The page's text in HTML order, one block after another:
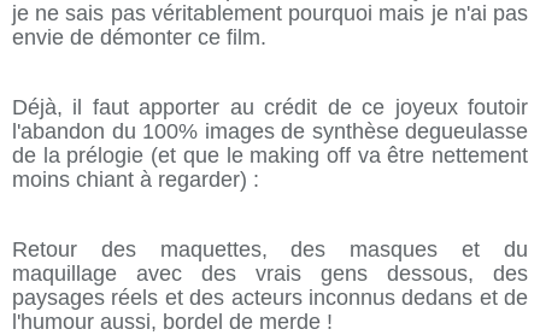
je ne sais pas véritablement pourquoi mais je n'ai pas
envie de démonter ce film.
Déjà, il faut apporter au crédit de ce joyeux foutoir
l'abandon du 100% images de synthèse degueulasse
de la prélogie (et que le making off va être nettement
moins chiant à regarder) :
Retour des maquettes, des masques et du
maquillage avec des vrais gens dessous, des
paysages réels et des acteurs inconnus dedans et de
l'humour aussi, bordel de merde !